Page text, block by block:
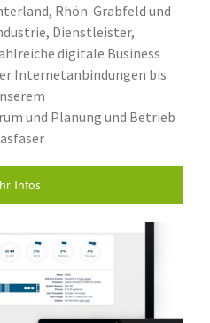
Rhön-Grabfeld und
Dienstleister,
digitale Business
Internetanbindungen bis
und Planung und Betrieb
Infos